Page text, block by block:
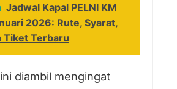
Jadwal Kapal PELNI KM
2026: Rute, Syarat,
Tiket Terbaru
diambil mengingat